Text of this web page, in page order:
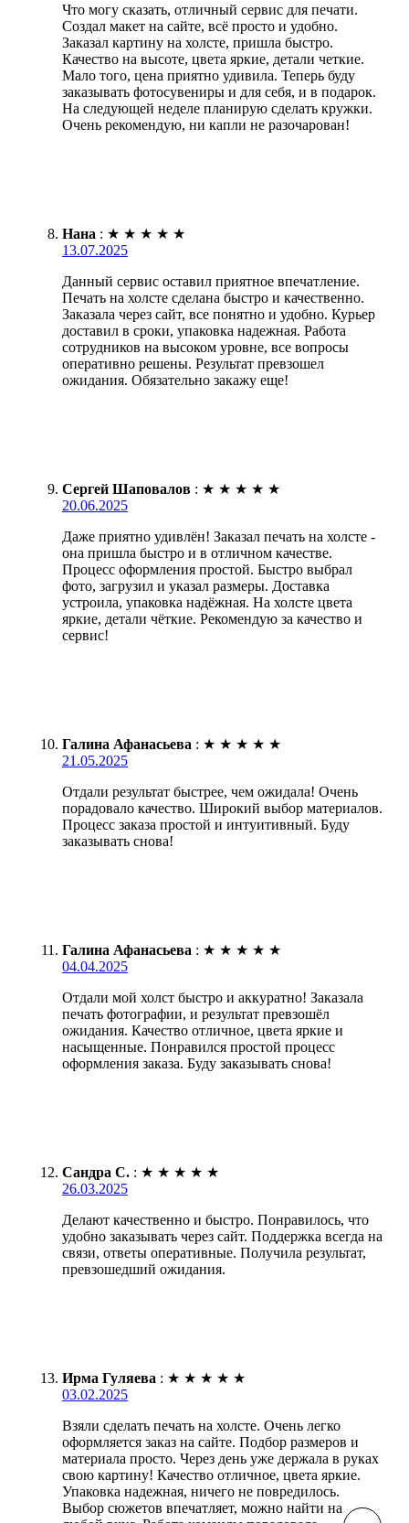
Что могу сказать, отличный сервис для печати.
Создал макет на сайте, всё просто и удобно.
Заказал картину на холсте, пришла быстро.
Качество на высоте, цвета яркие, детали четкие.
Мало того, цена приятно удивила. Теперь буду
заказывать фотосувениры и для себя, и в подарок.
На следующей неделе планирую сделать кружки.
Очень рекомендую, ни капли не разочарован!
Нана : ★ ★ ★ ★ ★
13.07.2025
Данный сервис оставил приятное впечатление.
Печать на холсте сделана быстро и качественно.
Заказала через сайт, все понятно и удобно. Курьер
доставил в сроки, упаковка надежная. Работа
сотрудников на высоком уровне, все вопросы
оперативно решены. Результат превзошел
ожидания. Обязательно закажу еще!
Сергей Шаповалов : ★ ★ ★ ★ ★
20.06.2025
Даже приятно удивлён! Заказал печать на холсте -
она пришла быстро и в отличном качестве.
Процесс оформления простой. Быстро выбрал
фото, загрузил и указал размеры. Доставка
устроила, упаковка надёжная. На холсте цвета
яркие, детали чёткие. Рекомендую за качество и
сервис!
Галина Афанасьева : ★ ★ ★ ★ ★
21.05.2025
Отдали результат быстрее, чем ожидала! Очень
порадовало качество. Широкий выбор материалов.
Процесс заказа простой и интуитивный. Буду
заказывать снова!
Галина Афанасьева : ★ ★ ★ ★ ★
04.04.2025
Отдали мой холст быстро и аккуратно! Заказала
печать фотографии, и результат превзошёл
ожидания. Качество отличное, цвета яркие и
насыщенные. Понравился простой процесс
оформления заказа. Буду заказывать снова!
Сандра С. : ★ ★ ★ ★ ★
26.03.2025
Делают качественно и быстро. Понравилось, что
удобно заказывать через сайт. Поддержка всегда на
связи, ответы оперативные. Получила результат,
превзошедший ожидания.
Ирма Гуляева : ★ ★ ★ ★ ★
03.02.2025
Взяли сделать печать на холсте. Очень легко
оформляется заказ на сайте. Подбор размеров и
материала просто. Через день уже держала в руках
свою картину! Качество отличное, цвета яркие.
Упаковка надежная, ничего не повредилось.
Выбор сюжетов впечатляет, можно найти на